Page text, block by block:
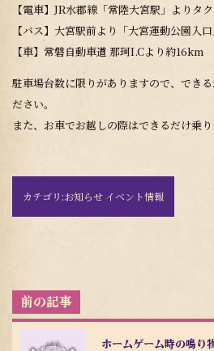
【電車】JR水郡線「常陸大宮駅」よりタ
【バス】大宮駅前より「大宮運動公園入
【車】常磐自動車道 那珂I.Cより約16km
駐車場台数に限りがありますので、でき
ださい。
また、お車でお越しの際はできるだけ乗り
カテゴリ:お知らせ イベント情報
投
稿
ナ
ホームゲーム時の鳴り